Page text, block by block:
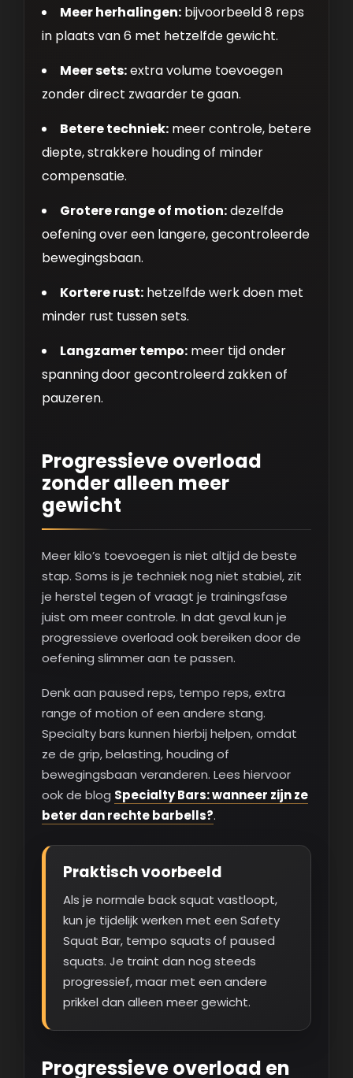
Meer herhalingen: bijvoorbeeld 8 reps
in plaats van 6 met hetzelfde gewicht.
Meer sets:extra volume toevoegen
zonder direct zwaarder te gaan.
Betere techniek: meer controle, betere
diepte, strakkere houding of minder
compensatie.
Grotere range of motion:dezelfde
oefening over een langere, gecontroleerde
bewegingsbaan.
Kortere rust: hetzelfde werk doen met
minder rust tussen sets.
Langzamer tempo: meer tijd onder
spanning door gecontroleerd zakken of
pauzeren.
Progressieve overload
zonder alleen meer
gewicht
Meer kilo’s toevoegen is niet altijd de beste
stap. Soms is je techniek nog niet stabiel, zit
je herstel tegen of vraagt je trainingsfase
juist om meer controle. In dat geval kun je
progressieve overload ook bereiken door de
oefening slimmer aan te passen.
Denk aan paused reps, tempo reps, extra
range of motion of een andere stang.
Specialty bars kunnen hierbij helpen, omdat
ze de grip, belasting, houding of
bewegingsbaan veranderen. Lees hiervoor
ook de blog Specialty Bars: wanneer zijn ze
beter dan rechte barbells?.
Praktisch voorbeeld
Als je normale back squat vastloopt,
kun je tijdelijk werken met een Safety
Squat Bar, tempo squats of paused
squats. Je traint dan nog steeds
progressief, maar met een andere
prikkel dan alleen meer gewicht.
Progressieve overload en